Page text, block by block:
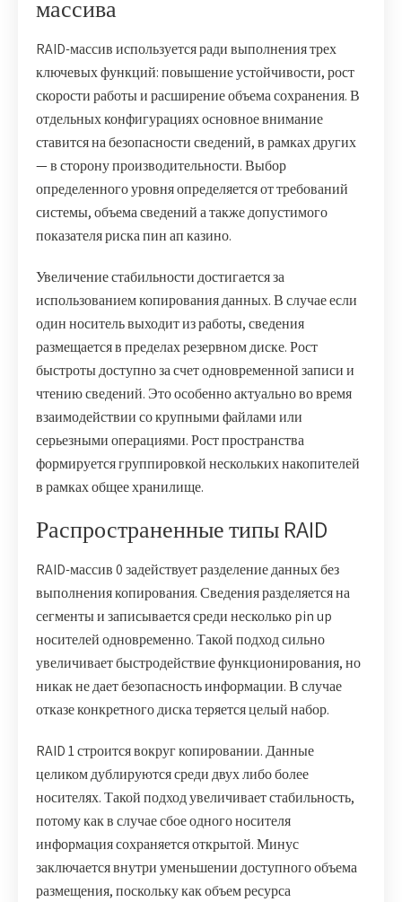
массива
RAID-массив используется ради выполнения трех
ключевых функций: повышение устойчивости, рост
скорости работы и расширение объема сохранения. В
отдельных конфигурациях основное внимание
ставится на безопасности сведений, в рамках других
— в сторону производительности. Выбор
определенного уровня определяется от требований
системы, объема сведений а также допустимого
показателя риска пин ап казино.
Увеличение стабильности достигается за
использованием копирования данных. В случае если
один носитель выходит из работы, сведения
размещается в пределах резервном диске. Рост
быстроты доступно за счет одновременной записи и
чтению сведений. Это особенно актуально во время
взаимодействии со крупными файлами или
серьезными операциями. Рост пространства
формируется группировкой нескольких накопителей
в рамках общее хранилище.
Распространенные типы RAID
RAID-массив 0 задействует разделение данных без
выполнения копирования. Сведения разделяется на
сегменты и записывается среди несколько pin up
носителей одновременно. Такой подход сильно
увеличивает быстродействие функционирования, но
никак не дает безопасность информации. В случае
отказе конкретного диска теряется целый набор.
RAID 1 строится вокруг копировании. Данные
целиком дублируются среди двух либо более
носителях. Такой подход увеличивает стабильность,
потому как в случае сбое одного носителя
информация сохраняется открытой. Минус
заключается внутри уменьшении доступного объема
размещения, поскольку как объем ресурса